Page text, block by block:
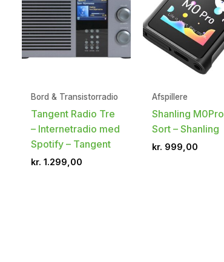
Bord & Transistorradio
Tangent Radio Tre
– Internetradio med
Spotify – Tangent
kr. 1.299,00
Afspillere
Shanling M0Pro
Sort – Shanling
kr. 999,00